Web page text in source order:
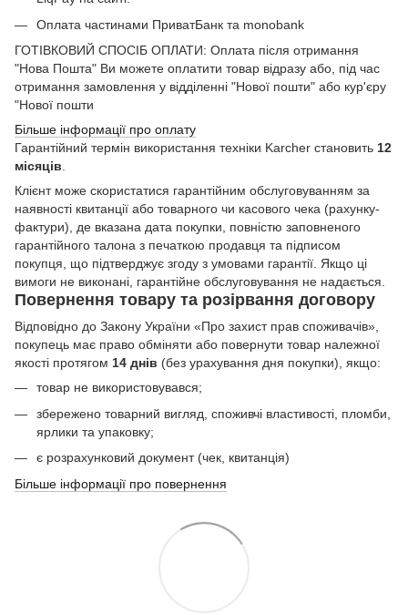
Оплата частинами ПриватБанк та monobank
ГОТІВКОВИЙ СПОСІБ ОПЛАТИ: Оплата після отримання
"Нова Пошта" Ви можете оплатити товар відразу або, під час
отримання замовлення у відділенні "Нової пошти" або кур'єру
"Нової пошти
Більше інформації про оплату
Гарантійний термін використання техніки Karcher становить 12
місяців
Клієнт може скористатися гарантійним обслуговуванням за
наявності квитанції або товарного чи касового чека (рахунку-
фактури), де вказана дата покупки, повністю заповненого
гарантійного талона з печаткою продавця та підписом
покупця, що підтверджує згоду з умовами гарантії. Якщо ці
вимоги не виконані, гарантійне обслуговування не надається.
Повернення товару та розірвання договору
Відповідно до Закону України «Про захист прав споживачів»,
покупець має право обміняти або повернути товар належної
якості протягом 14 днів (без урахування дня покупки), якщо:
товар не використовувався;
збережено товарний вигляд, споживчі властивості, пломби,
ярлики та упаковку;
є розрахунковий документ (чек, квитанція)
Більше інформації про повернення